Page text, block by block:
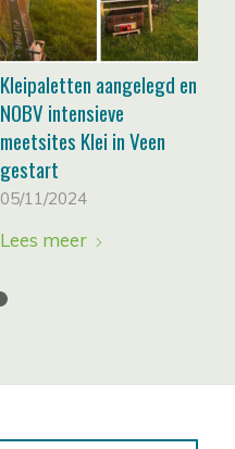
Kleipaletten aangelegd en
NOBV intensieve
meetsites Klei in Veen
gestart
05/11/2024
Lees meer